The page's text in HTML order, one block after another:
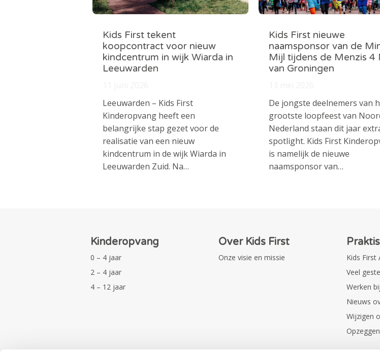
Kids First tekent
koopcontract voor nieuw
kindcentrum in wijk Wiarda in
Leeuwarden
Leeuwarden – Kids First
Kinderopvang heeft een
belangrijke stap gezet voor de
realisatie van een nieuw
kindcentrum in de wijk Wiarda in
Leeuwarden Zuid. Na…
Kids First nieuwe
naamsponsor van de
Mijl tijdens de Menzis 4
van Groningen
De jongste deelnemers van
grootste loopfeest van
Nederland staan dit jaar
spotlight. Kids First
is namelijk de nieuwe
naamsponsor van…
Kinderopvang
0 – 4 jaar
2 – 4 jaar
4 – 12 jaar
Over Kids First
Onze visie en missie
Kids First
Veel
Werken
Nieuws
Wijzigen